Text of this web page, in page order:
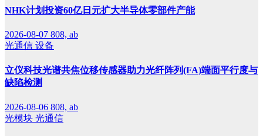
NHK计划投资60亿日元扩大半导体零部件产能
2026-08-07 808, ab
光通信 设备
立仪科技光谱共焦位移传感器助力光纤阵列(FA)端面平行度与
缺陷检测
2026-08-06 808, ab
光模块 光通信